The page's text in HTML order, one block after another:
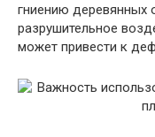
гниению деревянных
разрушительное
может привести к